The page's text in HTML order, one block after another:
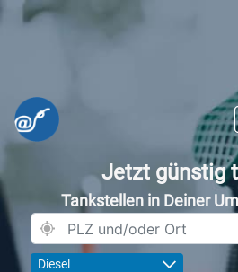
Jetzt günstig
Tankstellen in Deiner
Diesel